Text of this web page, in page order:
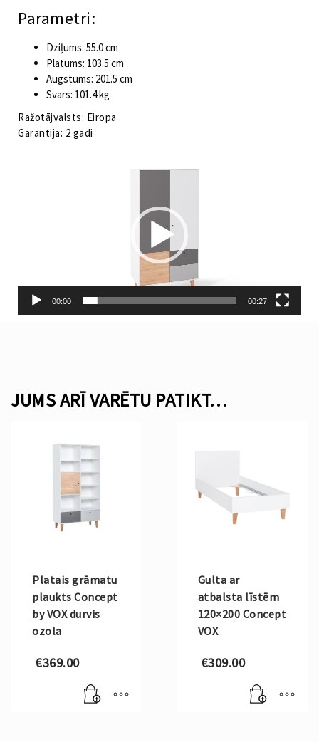
Parametri:
Dziļums: 55.0 cm
Platums: 103.5 cm
Augstums: 201.5 cm
Svars: 101.4 kg
Ražotājvalsts: Eiropa
Garantija: 2 gadi
00:00 00:27
JUMS ARĪ VARĒTU PATIKT…
Platais grāmatu
plaukts Concept
by VOX durvis
ozola
€369.00
Gulta ar
atbalsta līstēm
120×200 Concept
VOX
€309.00